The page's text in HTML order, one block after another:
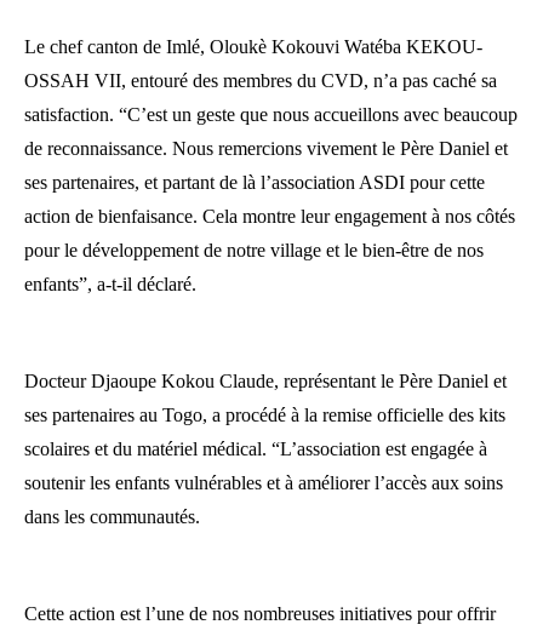
Le chef canton de Imlé, Oloukè Kokouvi Watéba KEKOU-
OSSAH VII, entouré des membres du CVD, n’a pas caché sa
satisfaction. “C’est un geste que nous accueillons avec beaucoup
de reconnaissance. Nous remercions vivement le Père Daniel et
ses partenaires, et partant de là l’association ASDI pour cette
action de bienfaisance. Cela montre leur engagement à nos côtés
pour le développement de notre village et le bien-être de nos
enfants”, a-t-il déclaré.
Docteur Djaoupe Kokou Claude, représentant le Père Daniel et
ses partenaires au Togo, a procédé à la remise officielle des kits
scolaires et du matériel médical. “L’association est engagée à
soutenir les enfants vulnérables et à améliorer l’accès aux soins
dans les communautés.
Cette action est l’une de nos nombreuses initiatives pour offrir